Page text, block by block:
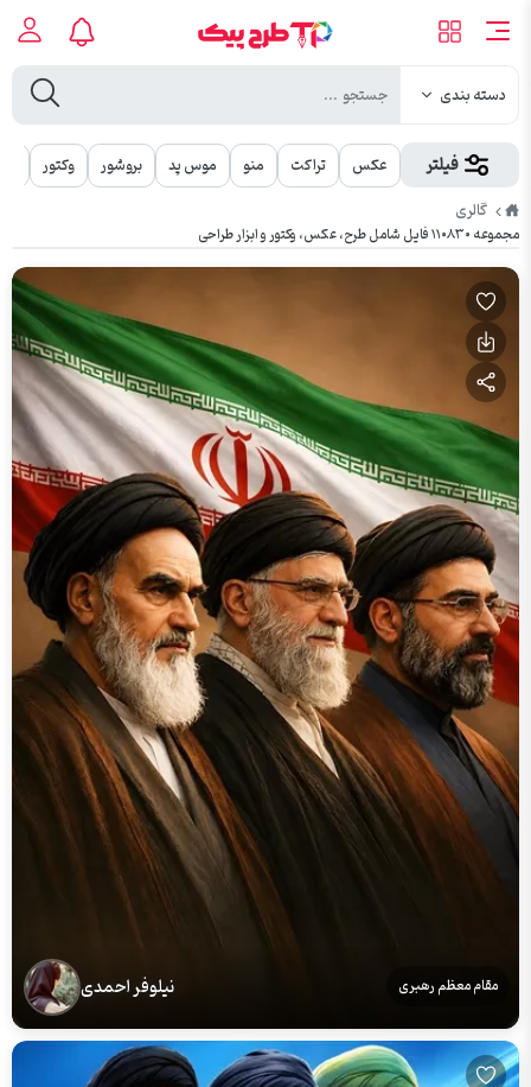
دسته بندی
فیلتر عکس تراکت منو موس پد بروشور وکتور
طرح
پیک
گالری
مجموعه ۱۱۰۸۳۰ فایل شامل طرح، عکس، وکتور و ابزار طراحی
مقام معظم رهبری نیلوفر احمدی